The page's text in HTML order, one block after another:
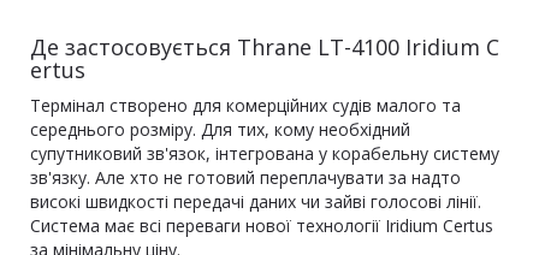
Де застосовується Thrane LT-4100 Iridium C
ertus
Термінал створено для комерційних судів малого та
середнього розміру. Для тих, кому необхідний
супутниковий зв'язок, інтегрована у корабельну систему
зв'язку. Але хто не готовий переплачувати за надто
високі швидкості передачі даних чи зайві голосові лінії.
Система має всі переваги нової технології Iridium Certus
за мінімальну ціну.